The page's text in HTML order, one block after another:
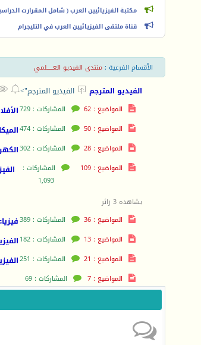
مكتبة الفيزيائيين العرب ( شامل المقرارت
قناة ملتقى الفيزيائيين العرب في التليجرام
الأقسام الفرعية :منتدى الفيديو العـــــلمي
الفيديو المترجم  الفيديو المترجم">
المواضيع : 62
المشاركات : 729
المواضيع : 50
المشاركات : 474
المواضيع : 28
المشاركات : 302
المواضيع : 109
المشاركات :
1,093
يشاهده 3 زائر
المواضيع : 36
المشاركات : 389
المواضيع : 13
المشاركات : 182
المواضيع : 21
المشاركات : 251
المواضيع : 7
المشاركات : 69